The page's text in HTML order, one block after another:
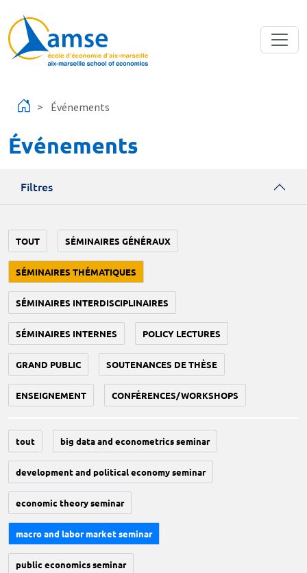
Événements
Événements
Filtres
TOUT SÉMINAIRES GÉNÉRAUX
SÉMINAIRES THÉMATIQUES
SÉMINAIRES INTERDISCIPLINAIRES
SÉMINAIRES INTERNES POLICY LECTURES
GRAND PUBLIC SOUTENANCES DE THÈSE
ENSEIGNEMENT CONFÉRENCES/WORKSHOPS
tout big data and econometrics seminar
development and political economy seminar
economic theory seminar
macro and labor market seminar
public economics seminar